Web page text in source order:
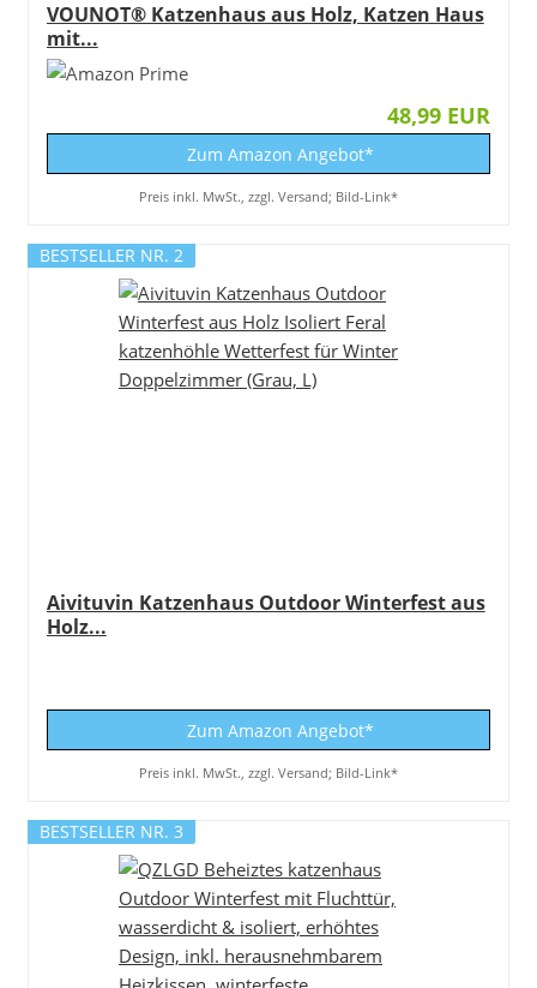
VOUNOT® Katzenhaus aus Holz, Katzen Haus
mit...
48,99 EUR
Zum Amazon Angebot*
Preis inkl. MwSt., zzgl. Versand; Bild-Link*
BESTSELLER NR. 2
Aivituvin Katzenhaus Outdoor Winterfest aus
Holz...
Zum Amazon Angebot*
Preis inkl. MwSt., zzgl. Versand; Bild-Link*
BESTSELLER NR. 3